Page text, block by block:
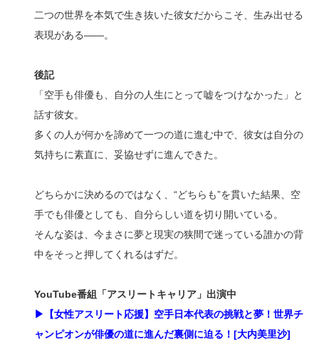
二つの世界を本気で生き抜いた彼女だからこそ、生み出せる
表現がある――。
後記
「空手も俳優も、自分の人生にとって嘘をつけなかった」と
話す彼女。
多くの人が何かを諦めて一つの道に進む中で、彼女は自分の
気持ちに素直に、妥協せずに進んできた。
どちらかに決めるのではなく、“どちらも”を貫いた結果、空
手でも俳優としても、自分らしい道を切り開いている。
そんな姿は、今まさに夢と現実の狭間で迷っている誰かの背
中をそっと押してくれるはずだ。
YouTube番組「アスリートキャリア」出演中
▶【女性アスリート応援】空手日本代表の挑戦と夢！世界チ
ャンピオンが俳優の道に進んだ裏側に迫る！[大内美里沙]